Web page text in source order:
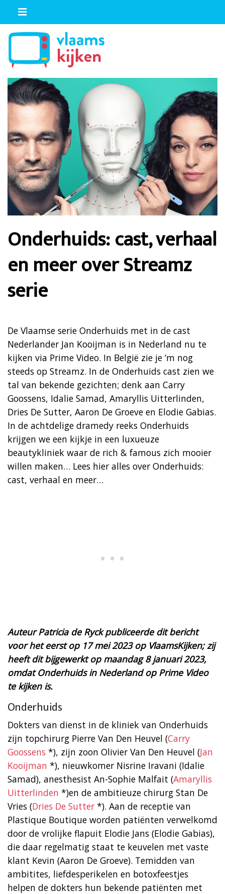
Onderhuids: cast, verhaal
en meer over Streamz
serie
De Vlaamse serie Onderhuids met in de cast
Nederlander Jan Kooijman is in Nederland nu te
kijken via Prime Video. In België zie je ‘m nog
steeds op Streamz. In de Onderhuids cast zien we
tal van bekende gezichten; denk aan Carry
Goossens, Idalie Samad, Amaryllis Uitterlinden,
Dries De Sutter, Aaron De Groeve en Elodie Gabias.
In de achtdelige dramedy reeks Onderhuids
krijgen we een kijkje in een luxueuze
beautykliniek waar de rich & famous zich mooier
willen maken… Lees hier alles over Onderhuids:
cast, verhaal en meer…
Auteur Patricia de Ryck publiceerde dit bericht
voor het eerst op 17 mei 2023 op VlaamsKijken; zij
heeft dit bijgewerkt op maandag 8 januari 2023,
omdat Onderhuids in Nederland op Prime Video
te kijken is.
Onderhuids
Dokters van dienst in de kliniek van Onderhuids
zijn topchirurg Pierre Van Den Heuvel (Carry
Goossens *), zijn zoon Olivier Van Den Heuvel (Jan
Kooijman *), nieuwkomer Nisrine Iravani (Idalie
Samad), anesthesist An-Sophie Malfait (Amaryllis
Uitterlinden *)en de ambitieuze chirurg Stan De
Vries (Dries De Sutter *). Aan de receptie van
Plastique Boutique worden patiënten verwelkomd
door de vrolijke flapuit Elodie Jans (Elodie Gabias),
die daar regelmatig staat te keuvelen met vaste
klant Kevin (Aaron De Groeve). Temidden van
ambitites, liefdesperikelen en botoxfeestjes
helpen de dokters hun bekende patiënten met